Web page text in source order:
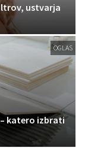
ustvarja
OGLAS
katero izbrati